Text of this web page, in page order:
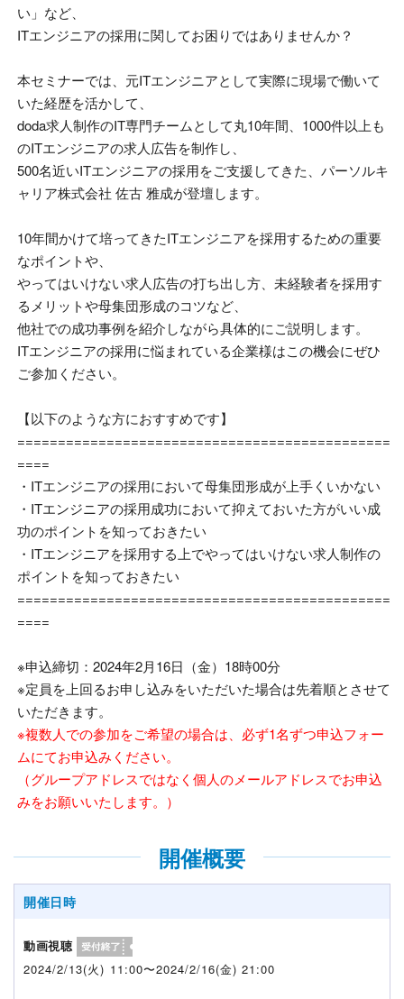
い」など、
ITエンジニアの採用に関してお困りではありませんか？
本セミナーでは、元ITエンジニアとして実際に現場で働いて
いた経歴を活かして、
doda求人制作のIT専門チームとして丸10年間、 1000件以上も
のITエンジニアの求人広告を制作し、
500名近いITエンジニアの採用をご支援してきた、パーソルキ
ャリア株式会社 佐古 雅成が登壇します。
10年間かけて培ってきたITエンジニアを採用するための重要
なポイントや、
やってはいけない求人広告の打ち出し方、未経験者を採用す
るメリットや母集団形成のコツなど、
他社での成功事例を紹介しながら具体的にご説明します。
ITエンジニアの採用に悩まれている企業様はこの機会にぜひ
ご参加ください。
【以下のような方におすすめです】
==============================================
====
・ ITエンジニアの採用において母集団形成が上手くいかない
・ ITエンジニアの採用成功において抑えておいた方がいい成
功のポイントを知っておきたい
・ ITエンジニアを採用する上でやってはいけない求人制作の
ポイントを知っておきたい
==============================================
====
※申込締切： 2024年2月16日（金） 18時00分
※定員を上回るお申し込みをいただいた場合は先着順とさせて
いただきます。
※複数人での参加をご希望の場合は、必ず1名ずつ申込フォー
ムにてお申込みください。
（グループアドレスではなく個人のメールアドレスでお申込
みをお願いいたします。）
開催概要
開催日時
動画視聴
2024/2/13(火) 11:00〜2024/2/16(金) 21:00